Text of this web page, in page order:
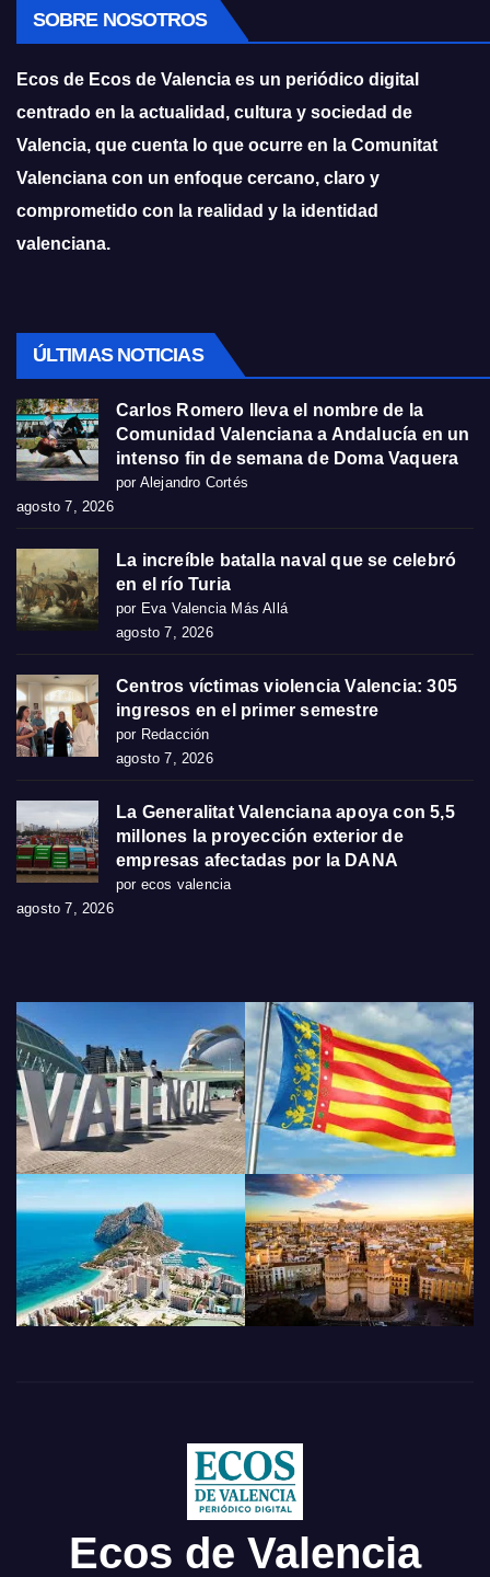
SOBRE NOSOTROS
Ecos de Ecos de Valencia es un periódico digital
centrado en la actualidad, cultura y sociedad de
Valencia, que cuenta lo que ocurre en la Comunitat
Valenciana con un enfoque cercano, claro y
comprometido con la realidad y la identidad
valenciana.
ÚLTIMAS NOTICIAS
Carlos Romero lleva el nombre de la
Comunidad Valenciana a Andalucía en un
intenso fin de semana de Doma Vaquera
por Alejandro Cortés
agosto 7, 2026
La increíble batalla naval que se celebró
en el río Turia
por Eva Valencia Más Allá
agosto 7, 2026
Centros víctimas violencia Valencia: 305
ingresos en el primer semestre
por Redacción
agosto 7, 2026
La Generalitat Valenciana apoya con 5,5
millones la proyección exterior de
empresas afectadas por la DANA
por ecos valencia
agosto 7, 2026
Ecos de Valencia